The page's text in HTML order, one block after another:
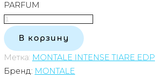
PARFUM
В корзину
Метка: MONTALE INTENSE TIARE EDP
Бренд: MONTALE